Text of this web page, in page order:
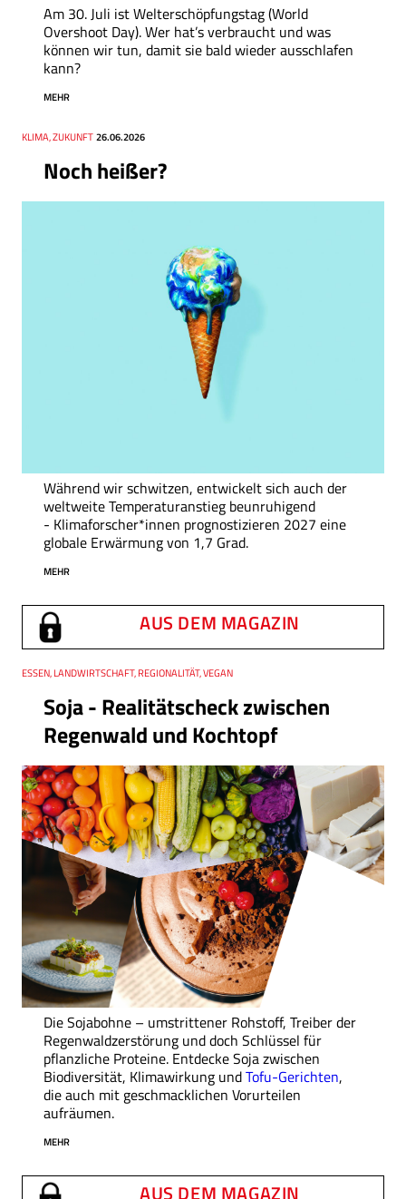
Am 30. Juli ist Welterschöpfungstag (World
Overshoot Day). Wer hat’s verbraucht und was
können wir tun, damit sie bald wieder ausschlafen
kann?
MEHR
Noch heißer?
Thema
KLIMA, ZUKUNFT
Datum 26.06.2026
Während wir schwitzen, entwickelt sich auch der
weltweite Temperaturanstieg beunruhigend
- Klimaforscher*innen prognostizieren 2027 eine
globale Erwärmung von 1,7 Grad.
MEHR
AUS DEM MAGAZIN
Soja - Realitätscheck zwischen
Regenwald und Kochtopf
Thema
ESSEN, LANDWIRTSCHAFT, REGIONALITÄT, VEGAN
Die Sojabohne – umstrittener Rohstoff, Treiber der
Regenwaldzerstörung und doch Schlüssel für
pflanzliche Proteine. Entdecke Soja zwischen
Biodiversität, Klimawirkung undTofu-Gerichten,
die auch mit geschmacklichen Vorurteilen
aufräumen.
MEHR
AUS DEM MAGAZIN